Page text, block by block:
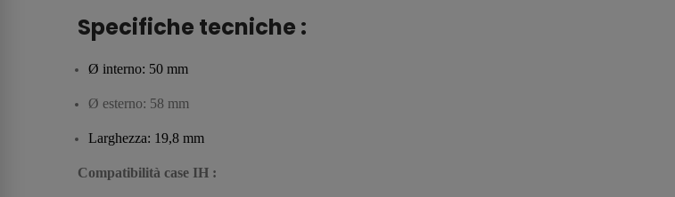
Specifiche tecniche :
Ø interno: 50 mm
Ø esterno: 58 mm
Larghezza: 19,8 mm
Compatibilità case IH :